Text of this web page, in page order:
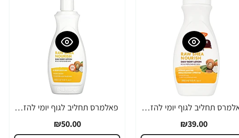
פאלמרס תחליב לגוף יומי להזנה ולריכוך עם חמאת שיאה ויטמין E נפח 250 מ"ל - Palmer's
₪39.00
פאלמרס תחליב לגוף יומי להזנה ולריכוך עם חמאת שיאה ויטמין E נפח 400 מ"ל - Palmer's
₪50.00